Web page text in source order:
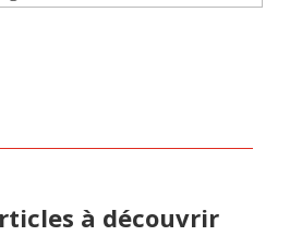
à découvrir